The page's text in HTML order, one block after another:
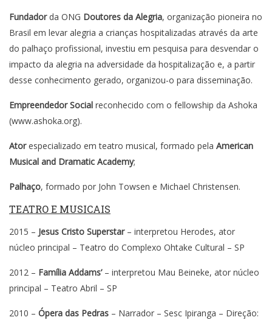
Fundadorda ONG Doutores da Alegria, organização pioneira no
Brasil em levar alegria a crianças hospitalizadas através da arte
do palhaço profissional, investiu em pesquisa para desvendar o
impacto da alegria na adversidade da hospitalização e, a partir
desse conhecimento gerado, organizou-o para disseminação.
Empreendedor Social reconhecido com o fellowship da Ashoka
(www.ashoka.org).
Atorespecializado em teatro musical, formado pela American
Musical and Dramatic Academy;
Palhaço, formado por John Towsen e Michael Christensen.
TEATRO E MUSICAIS
2015 – Jesus Cristo Superstar– interpretou Herodes, ator
núcleo principal – Teatro do Complexo Ohtake Cultural – SP
2012 – Família Addams’– interpretou Mau Beineke, ator núcleo
principal – Teatro Abril – SP
2010 – Ópera das Pedras – Narrador – Sesc Ipiranga – Direção: